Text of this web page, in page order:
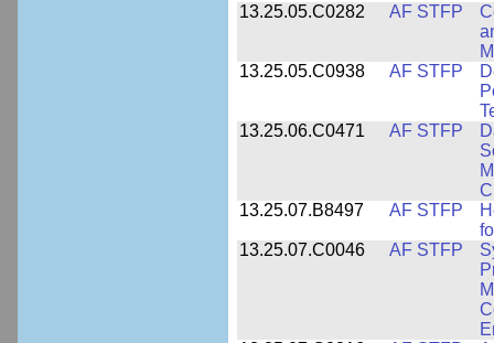
13.25.05.C0282 AF STFP
13.25.05.C0938
AF STFP
13.25.06.C0471
AF STFP
13.25.07.B8497
AF STFP
13.25.07.C0046
AF STFP